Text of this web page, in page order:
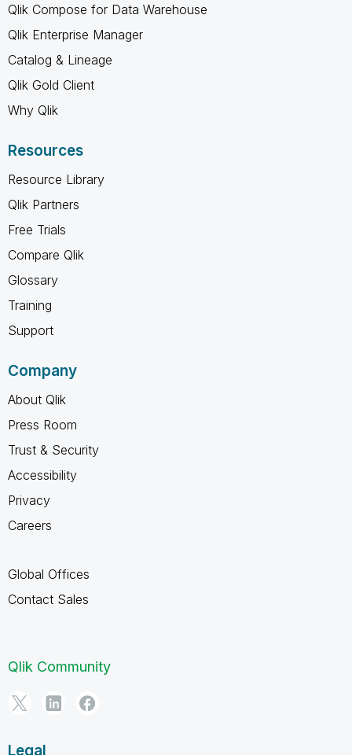
Qlik Compose for Data Warehouse
Qlik Enterprise Manager
Catalog & Lineage
Qlik Gold Client
Why Qlik
Resources
Resource Library
Qlik Partners
Free Trials
Compare Qlik
Glossary
Training
Support
Company
About Qlik
Press Room
Trust & Security
Accessibility
Privacy
Careers
Global Offices
Contact Sales
Qlik Community
Legal